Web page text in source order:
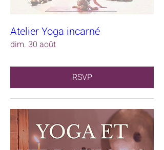
Atelier Yoga incarné
dim. 30 août
RSVP